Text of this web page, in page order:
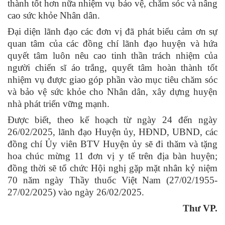
thành tốt hơn nữa nhiệm vụ bảo vệ, chăm sóc và nâng
cao sức khỏe Nhân dân.
Đại diện lãnh đạo các đơn vị đã phát biểu cảm ơn sự
quan tâm của các đồng chí lãnh đạo huyện và hứa
quyết tâm luôn nêu cao tinh thần trách nhiệm của
người chiến sĩ áo trắng, quyết tâm hoàn thành tốt
nhiệm vụ được giao góp phần vào mục tiêu chăm sóc
và bảo vệ sức khỏe cho Nhân dân, xây dựng huyện
nhà phát triển vững mạnh.
Được biết, theo kế hoạch từ ngày 24 đến ngày
26/02/2025, lãnh đạo Huyện ủy, HĐND, UBND, các
đồng chí Ủy viên BTV Huyện ủy sẽ đi thăm và tặng
hoa chúc mừng 11 đơn vị y tế trên địa bàn huyện;
đồng thời sẽ tổ chức Hội nghị gặp mặt nhân kỷ niệm
70 năm ngày Thầy thuốc Việt Nam (27/02/1955-
27/02/2025) vào ngày 26/02/2025.
Thư VP.